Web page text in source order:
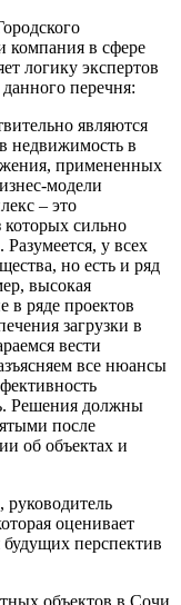
компания в сфере
логику экспертов
перечня:
являются
недвижимость в
примененных
модели
– это
сильно
у всех
но есть и ряд
высокая
в ряде проектов
загрузки в
вести
все нюансы
Решения должны
после
об объектах и
оценивает
перспектив
объектов в Сочи